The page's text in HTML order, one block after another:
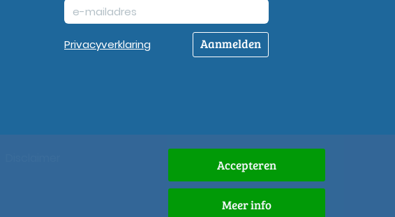
Privacyverklaring Aanmelden
Accepteren
Meer info